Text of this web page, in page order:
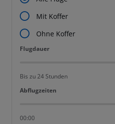
Mit Koffer
Ohne Koffer
Flugdauer
Flugdauer
Bis zu 24 Stunden
Abflugzeiten
Abflugzeiten
00:00